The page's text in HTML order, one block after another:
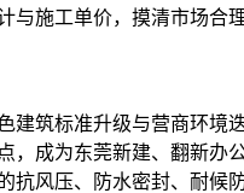
与施工单价，摸清市场合
建筑标准升级与营商环境
成为东莞新建、翻新办
抗风压、防水密封、耐候